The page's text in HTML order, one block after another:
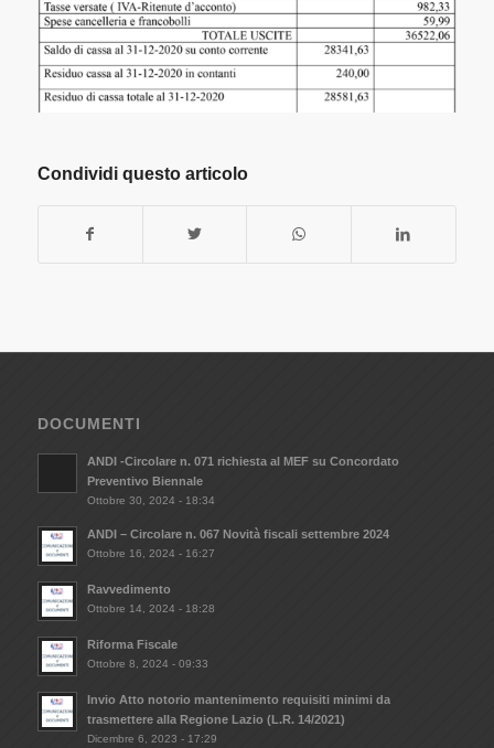
Condividi questo articolo
DOCUMENTI
ANDI -Circolare n. 071 richiesta al MEF su Concordato
Preventivo Biennale
Ottobre 30, 2024 - 18:34
ANDI – Circolare n. 067 Novità fiscali settembre 2024
Ottobre 16, 2024 - 16:27
Ravvedimento
Ottobre 14, 2024 - 18:28
Riforma Fiscale
Ottobre 8, 2024 - 09:33
Invio Atto notorio mantenimento requisiti minimi da
trasmettere alla Regione Lazio (L.R. 14/2021)
Dicembre 6, 2023 - 17:29